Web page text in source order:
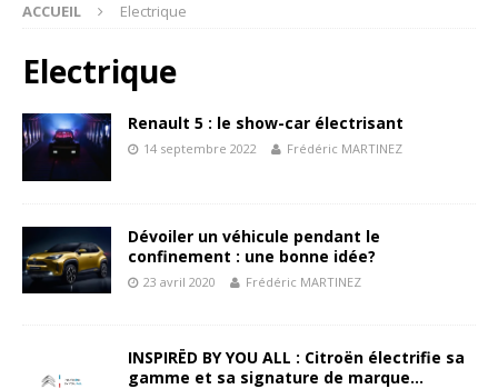
ACCUEIL Electrique
Electrique
Renault 5 : le show-car électrisant
14 septembre 2022 Frédéric MARTINEZ
Dévoiler un véhicule pendant le
confinement : une bonne idée?
23 avril 2020 Frédéric MARTINEZ
INSPIRËD BY YOU ALL : Citroën électrifie sa
gamme et sa signature de marque…